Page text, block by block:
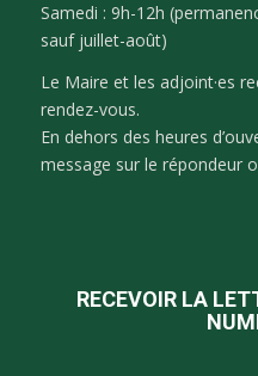
Samedi : 9h-12h
sauf juillet-août)
Le Maire et les adjoint·es
rendez-vous.
En dehors des heures
message sur le répondeur
RECEVOIR LA